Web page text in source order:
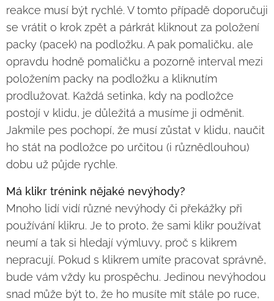
reakce musí být rychlé. V tomto případě doporučuji
se vrátit o krok zpět a párkrát kliknout za položení
packy (pacek) na podložku. A pak pomaličku, ale
opravdu hodně pomaličku a pozorně interval mezi
položením packy na podložku a kliknutím
prodlužovat. Každá setinka, kdy na podložce
postojí v klidu, je důležitá a musíme ji odměnit.
Jakmile pes pochopí, že musí zůstat v klidu, naučit
ho stát na podložce po určitou (i různědlouhou)
dobu už půjde rychle.
Má klikr trénink nějaké nevýhody?
Mnoho lidí vidí různé nevýhody či překážky při
používání klikru. Je to proto, že sami klikr používat
neumí a tak si hledají výmluvy, proč s klikrem
nepracují. Pokud s klikrem umíte pracovat správně,
bude vám vždy ku prospěchu. Jedinou nevýhodou
snad může být to, že ho musíte mít stále po ruce,